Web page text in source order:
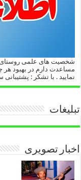
شخصیت های علمی روستای
مساعدت دارم در بهبود هر
نمایید . با تشکر :
تبلیغات
اخبار تصویری